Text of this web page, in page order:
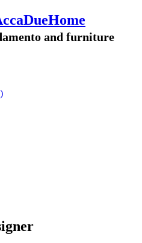
and furniture